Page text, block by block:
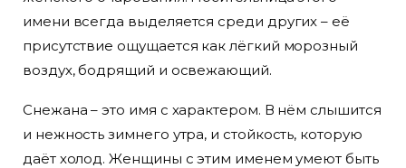
имени всегда выделяется среди других – её
присутствие ощущается как лёгкий морозный
воздух, бодрящий и освежающий.
Снежана – это имя с характером. В нём слышится
и нежность зимнего утра, и стойкость, которую
даёт холод. Женщины с этим именем умеют быть